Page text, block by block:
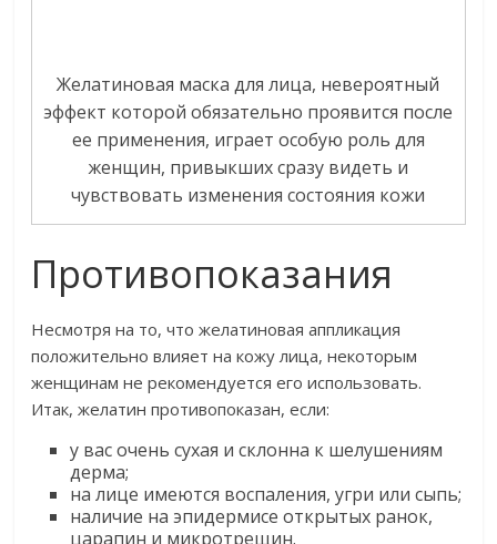
Желатиновая маска для лица, невероятный
эффект которой обязательно проявится после
ее применения, играет особую роль для
женщин, привыкших сразу видеть и
чувствовать изменения состояния кожи
Противопоказания
Несмотря на то, что желатиновая аппликация
положительно влияет на кожу лица, некоторым
женщинам не рекомендуется его использовать.
Итак, желатин противопоказан, если:
у вас очень сухая и склонна к шелушениям
дерма;
на лице имеются воспаления, угри или сыпь;
наличие на эпидермисе открытых ранок,
царапин и микротрещин.